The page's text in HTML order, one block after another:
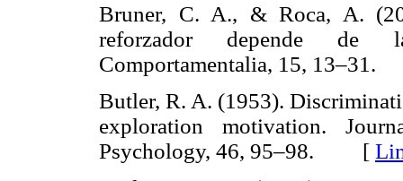
Bruner, C. A., & Roca, A.
reforzador depende de
Comportamentalia, 15,
Butler, R. A. (1953).
exploration motivation.
Psychology, 46, 95–98. [